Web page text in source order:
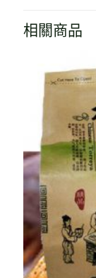
相關商品